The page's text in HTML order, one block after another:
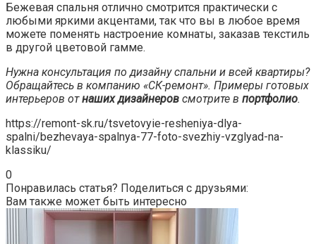
Бежевая спальня отлично смотрится практически с
любыми яркими акцентами, так что вы в любое время
можете поменять настроение комнаты, заказав текстиль
в другой цветовой гамме.
Нужна консультация по дизайну спальни и всей квартиры?
Обращайтесь в компанию «СК-ремонт». Примеры готовых
интерьеров отнаших дизайнеров смотрите в портфолио.
https://remont-sk.ru/tsvetovyie-resheniya-dlya-
spalni/bezhevaya-spalnya-77-foto-svezhiy-vzglyad-na-
klassiku/
0
Понравилась статья? Поделиться с друзьями:
Вам также может быть интересно